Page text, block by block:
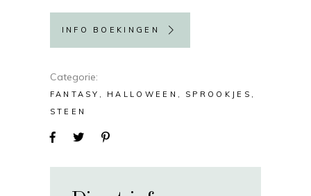
INFO BOEKINGEN
Categorie
FANTASY HALLOWEEN
SPROOKJES
STEEN